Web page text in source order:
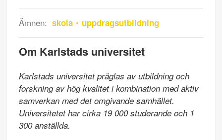
Ämnen: skola uppdragsutbildning
Om Karlstads universitet
Karlstads universitet präglas av utbildning och
forskning av hög kvalitet i kombination med aktiv
samverkan med det omgivande samhället.
Universitetet har cirka 19 000 studerande och 1
300 anställda.